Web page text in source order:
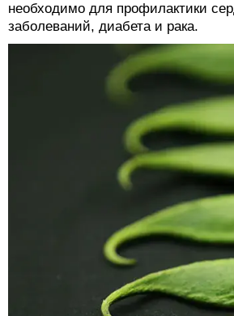
необходимо для профилактики
заболеваний, диабета и рака.